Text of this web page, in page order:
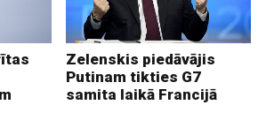
Zelenskis piedāvājis
Putinam tikties G7
samita laikā Francijā